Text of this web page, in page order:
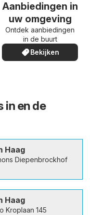
Aanbiedingen in
uw omgeving
Ontdek aanbiedingen
in de buurt
Bekijken
in en de
Haag
Diepenbrockhof
Haag
Kroplaan 145